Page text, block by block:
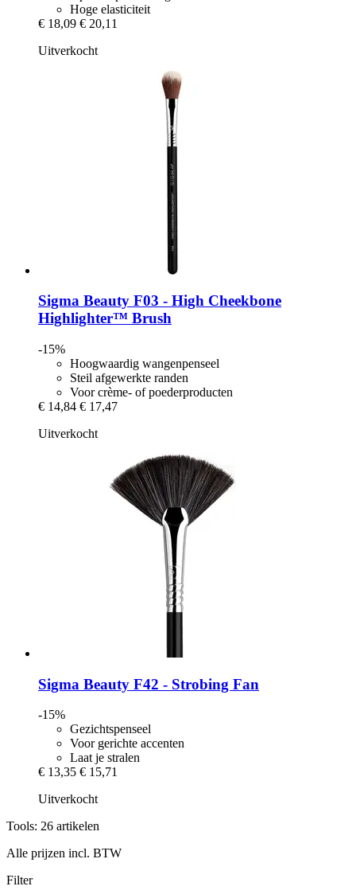
Hoge elasticiteit
€ 18,09 € 20,11
Uitverkocht
Sigma Beauty F03 -​ High Cheekbone
Highlighter™ Brush
-15%
Hoogwaardig wangenpenseel
Steil afgewerkte randen
Voor crème- of poederproducten
€ 14,84 € 17,47
Uitverkocht
Sigma Beauty F42 -​ Strobing Fan
-15%
Gezichtspenseel
Voor gerichte accenten
Laat je stralen
€ 13,35 € 15,71
Uitverkocht
Tools: 26 artikelen
Alle prijzen incl. BTW
Filter